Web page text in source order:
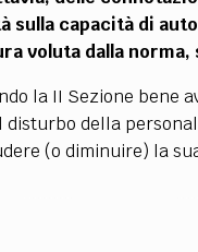
sulla capacità di
voluta dalla
la II Sezione bene
della
(o diminuire) la